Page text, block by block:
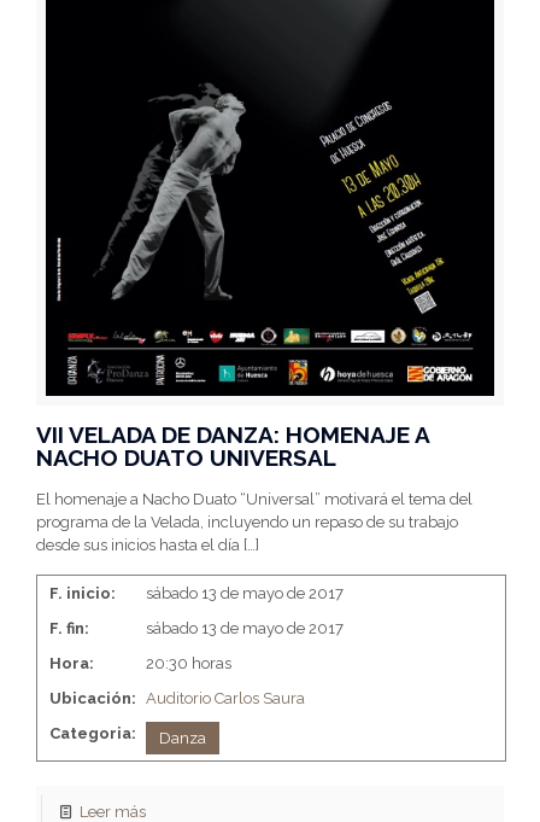
VII VELADA DE DANZA: HOMENAJE A
NACHO DUATO UNIVERSAL
El homenaje a Nacho Duato “Universal” motivará el tema del
programa de la Velada, incluyendo un repaso de su trabajo
desde sus inicios hasta el día […]
F. inicio:
sábado 13 de mayo de 2017
F. fin:
sábado 13 de mayo de 2017
Hora:
20:30 horas
Ubicación: Auditorio Carlos Saura
Categoria:
Danza
Leer más